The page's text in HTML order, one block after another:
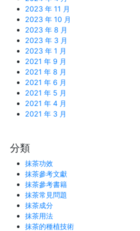
2023 年 11 月
2023 年 10 月
2023 年 8 月
2023 年 3 月
2023 年 1 月
2021 年 9 月
2021 年 8 月
2021 年 6 月
2021 年 5 月
2021 年 4 月
2021 年 3 月
分類
抹茶功效
抹茶參考文獻
抹茶參考書籍
抹茶常見問題
抹茶成分
抹茶用法
抹茶的種植技術